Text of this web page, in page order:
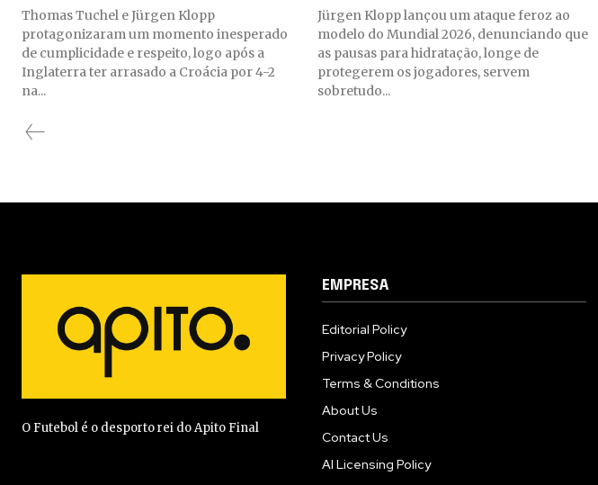
Thomas Tuchel e Jürgen Klopp
protagonizaram um momento inesperado
de cumplicidade e respeito, logo após a
Inglaterra ter arrasado a Croácia por 4-2
na...
Jürgen Klopp lançou um ataque feroz ao
modelo do Mundial 2026, denunciando que
as pausas para hidratação, longe de
protegerem os jogadores, servem
sobretudo...
O Futebol é o desporto rei do Apito Final
EMPRESA
Editorial Policy
Privacy Policy
Terms & Conditions
About Us
Contact Us
AI Licensing Policy